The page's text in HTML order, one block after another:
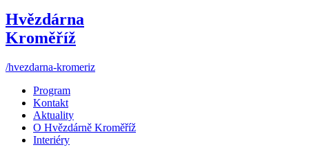
Hvězdárna
Kroměříž
/hvezdarna-kromeriz
Program
Kontakt
Aktuality
O Hvězdárně Kroměříž
Interiéry